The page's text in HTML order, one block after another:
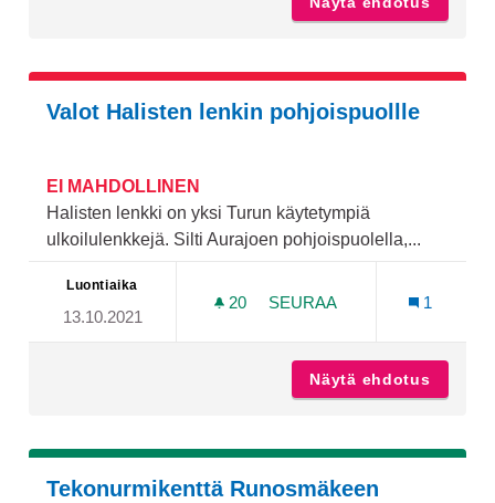
Valot Halisten lenkin pohjoispuollle
EI MAHDOLLINEN
Halisten lenkki on yksi Turun käytetympiä
ulkoilulenkkejä. Silti Aurajoen pohjoispuolella,...
Luontiaika
13.10.2021
20 20 SEURAAJAA
SEURAA
1
Näytä ehdotus
Tekonurmikenttä Runosmäkeen